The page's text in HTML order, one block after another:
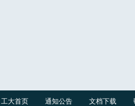
工大首页 通知公告 文档下载